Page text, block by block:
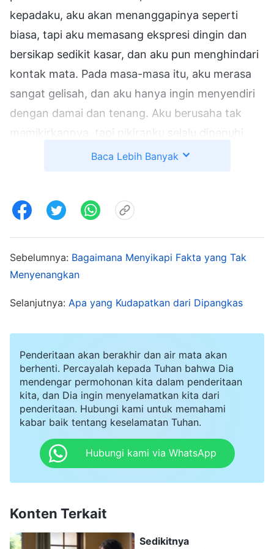
kepadaku, aku akan menanggapinya seperti
biasa, tapi aku memasang ekspresi dingin dan
bersikap sedikit kasar, dan aku pun menghindari
kontak mata. Pada masa-masa itu, aku merasa
sangat gelisah, dan aku hanya ingin menyendiri
dengan damai dan tenang. Aku berusaha tak
memikirkannya, tapi pikiranku selalu dipenuhi
masalah itu. Setelahnya, aku menekan emosi
merasa ingin melampiaskan rasa frustrasi,
memperbaiki keadaanku. Yang mampu
terdalamku kepada Tuhan, berdoa kepada-Nya,
terhadapku, aku merasa sangat marah. Aku
merasa benci terhadapnya dan bahkan
berhasrat untuk membalas dendam. Ya Tuhan,
aku tak mau hidup berdasarkan watak rusakku,
dan aku ingin berinteraksi secara normal dengan
Li Xin, tapi aku tak sanggup, tingkat
pertumbuhanku terlalu rendah. Kumohon tolong
dan bimbinglah aku."
Kemudian, aku melihat bagian firman Tuhan ini:
"Jika orang telah menyakitimu sebelumnya, dan
Baca Lebih Banyak
Sebelumnya: Bagaimana Menyikapi Fakta yang Tak
Menyenangkan
Selanjutnya: Apa yang Kudapatkan dari Dipangkas
Penderitaan akan berakhir dan air mata akan
berhenti. Percayalah kepada Tuhan bahwa Dia
mendengar permohonan kita dalam penderitaan
kita, dan Dia ingin menyelamatkan kita dari
penderitaan. Hubungi kami untuk memahami
kabar baik tentang keselamatan Tuhan.
Hubungi kami via WhatsApp
Konten Terkait
Sedikitnya